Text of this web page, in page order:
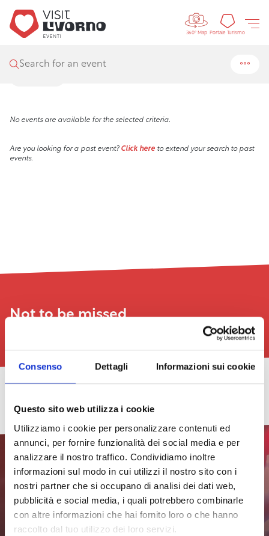
Consenso Dettagli Informazioni sui cookie
Questo sito web utilizza i cookie
Utilizziamo i cookie per personalizzare contenuti ed
annunci, per fornire funzionalità dei social media e per
analizzare il nostro traffico. Condividiamo inoltre
informazioni sul modo in cui utilizzi il nostro sito con i
nostri partner che si occupano di analisi dei dati web,
pubblicità e social media, i quali potrebbero combinarle
con altre informazioni che hai fornito loro o che hanno
raccolto dal tuo utilizzo dei loro servizi.
Controls
360° Map Portale Turismo
Search for an event
Visit Livorno/Events/Search
No events are available for the selected criteria.
Are you looking for a past event? Click here to extend your search to past
events.
Not to be missed
go
to
the
sixth
edition
03/07/2024
see
all
dates
PRIZE
AWARD
–
17th
edition
08/07/2026
see
all
dates
Natural
–
Cinema
under
the
Stars
at
Quercianella
23/07/2026
all
dates
Exhibition:
Eleven
–
Insomnia
29/07/2026
Effetto
Venezia
41th
edition
29/07/2026
see
all
dates
Effetto
Venezia
41th
edition
Book
Fair
2026
–
the
first
edition
born
29/07/2026
see
Barrio
Street
Festival
2026
24/07/2026
see
all
dates
Subscribe to the
newsletter to stay updated